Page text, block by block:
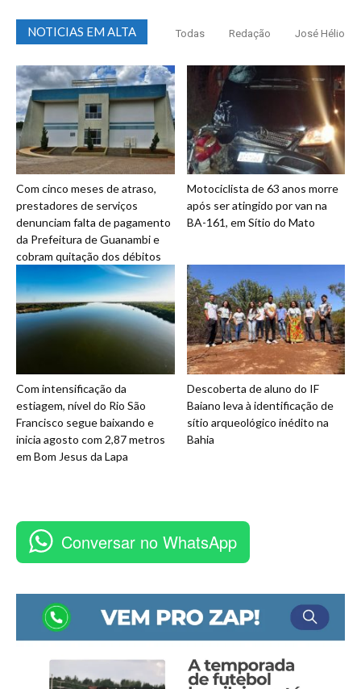
NOTICIAS EM ALTA Todas Redação José Hélio
Com cinco meses de atraso,
prestadores de serviços
denunciam falta de pagamento
da Prefeitura de Guanambi e
cobram quitação dos débitos
Motociclista de 63 anos morre
após ser atingido por van na
BA-161, em Sítio do Mato
Com intensificação da
estiagem, nível do Rio São
Francisco segue baixando e
inicia agosto com 2,87 metros
em Bom Jesus da Lapa
Descoberta de aluno do IF
Baiano leva à identificação de
sítio arqueológico inédito na
Bahia
Conversar no WhatsApp